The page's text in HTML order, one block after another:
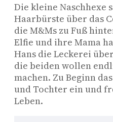
Die kleine Naschhexe
Haarbürste über das
die M&Ms zu Fuß
Elfie und ihre Mama
Hans die Leckerei
die beiden wollen
machen. Zu Beginn
und Tochter ein und
Leben.